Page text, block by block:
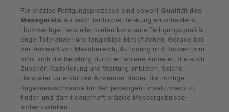
Für präzise Fertigungsprozesse sind sowohl Qualität des
Messgeräts als auch fachliche Beratung entscheidend.
Hochwertige Hersteller bieten konstante Fertigungsqualität,
enge Toleranzen und langlebige Messflächen. Gerade bei
der Auswahl von Messbereich, Auflösung und Backenform
lohnt sich die Beratung durch erfahrene Anbieter, die auch
Zubehör, Kalibrierung und Wartung anbieten. Solche
Hersteller unterstützen Anwender dabei, die richtige
Bügelmessschraube für den jeweiligen Einsatzzweck zu
finden und damit dauerhaft präzise Messergebnisse
sicherzustellen.